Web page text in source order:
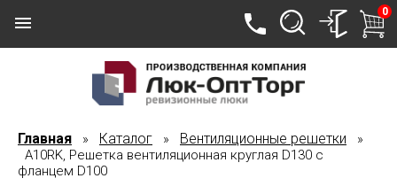
0
Главная » Каталог » Вентиляционные решетки »
A10RK, Решетка вентиляционная круглая D130 с
фланцем D100